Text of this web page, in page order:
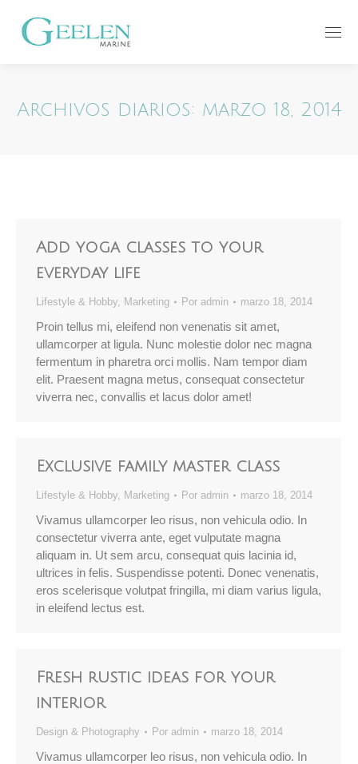
Archivos diarios: marzo 18, 2014
Add yoga classes to your
everyday life
Lifestyle & Hobby, Marketing Por admin marzo 18, 2014
Proin tellus mi, eleifend non venenatis sit amet,
ullamcorper at ligula. Nunc molestie dolor nec magna
fermentum in pharetra orci mollis. Nam tempor diam
elit. Praesent magna metus, consequat consectetur
viverra nec, convallis et lacus dolor amet!
Exclusive family master class
Lifestyle & Hobby, Marketing Por admin marzo 18, 2014
Vivamus ullamcorper leo risus, non vehicula odio. In
consectetur viverra ante, eget vulputate magna
aliquam in. Ut sem arcu, consequat quis lacinia id,
ultrices in felis. Suspendisse potenti. Donec venenatis,
eros scelerisque volutpat fringilla, mi diam varius ligula,
in eleifend lectus est.
Fresh rustic ideas for your
interior
Design & Photography Por admin marzo 18, 2014
Vivamus ullamcorper leo risus, non vehicula odio. In